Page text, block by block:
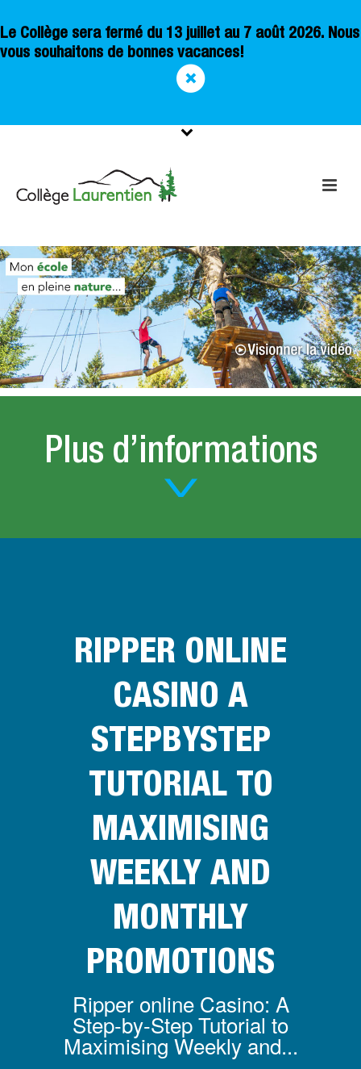
Le Collège sera fermé du 13 juillet au 7 août 2026. Nous
vous souhaitons de bonnes vacances!
Plus d’informations
RIPPER ONLINE
CASINO A
STEPBYSTEP
TUTORIAL TO
MAXIMISING
WEEKLY AND
MONTHLY
PROMOTIONS
Ripper online Casino: A
Step-by-Step Tutorial to
Maximising Weekly and...